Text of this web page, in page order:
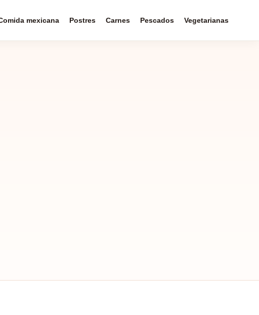
mexicana Postres Carnes Pescados Vegetarianas